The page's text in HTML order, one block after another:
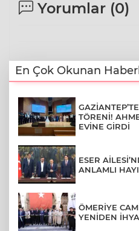
Yorumlar (0)
En Çok Okunan
TÖRENİ!
EVİNE GİRDİ
ESER
ANLAMLI
ÖMERİYE
YENİDEN